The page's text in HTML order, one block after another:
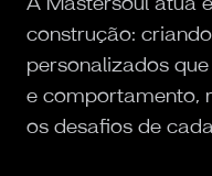
construção:
personalizados
e comportamento,
os desafios de